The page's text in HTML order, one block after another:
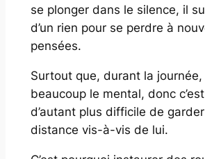
se plonger dans le silence, il
d’un rien pour se perdre à
pensées.
Surtout que, durant la
beaucoup le mental, donc
d’autant plus difficile de
distance vis-à-vis de lui.